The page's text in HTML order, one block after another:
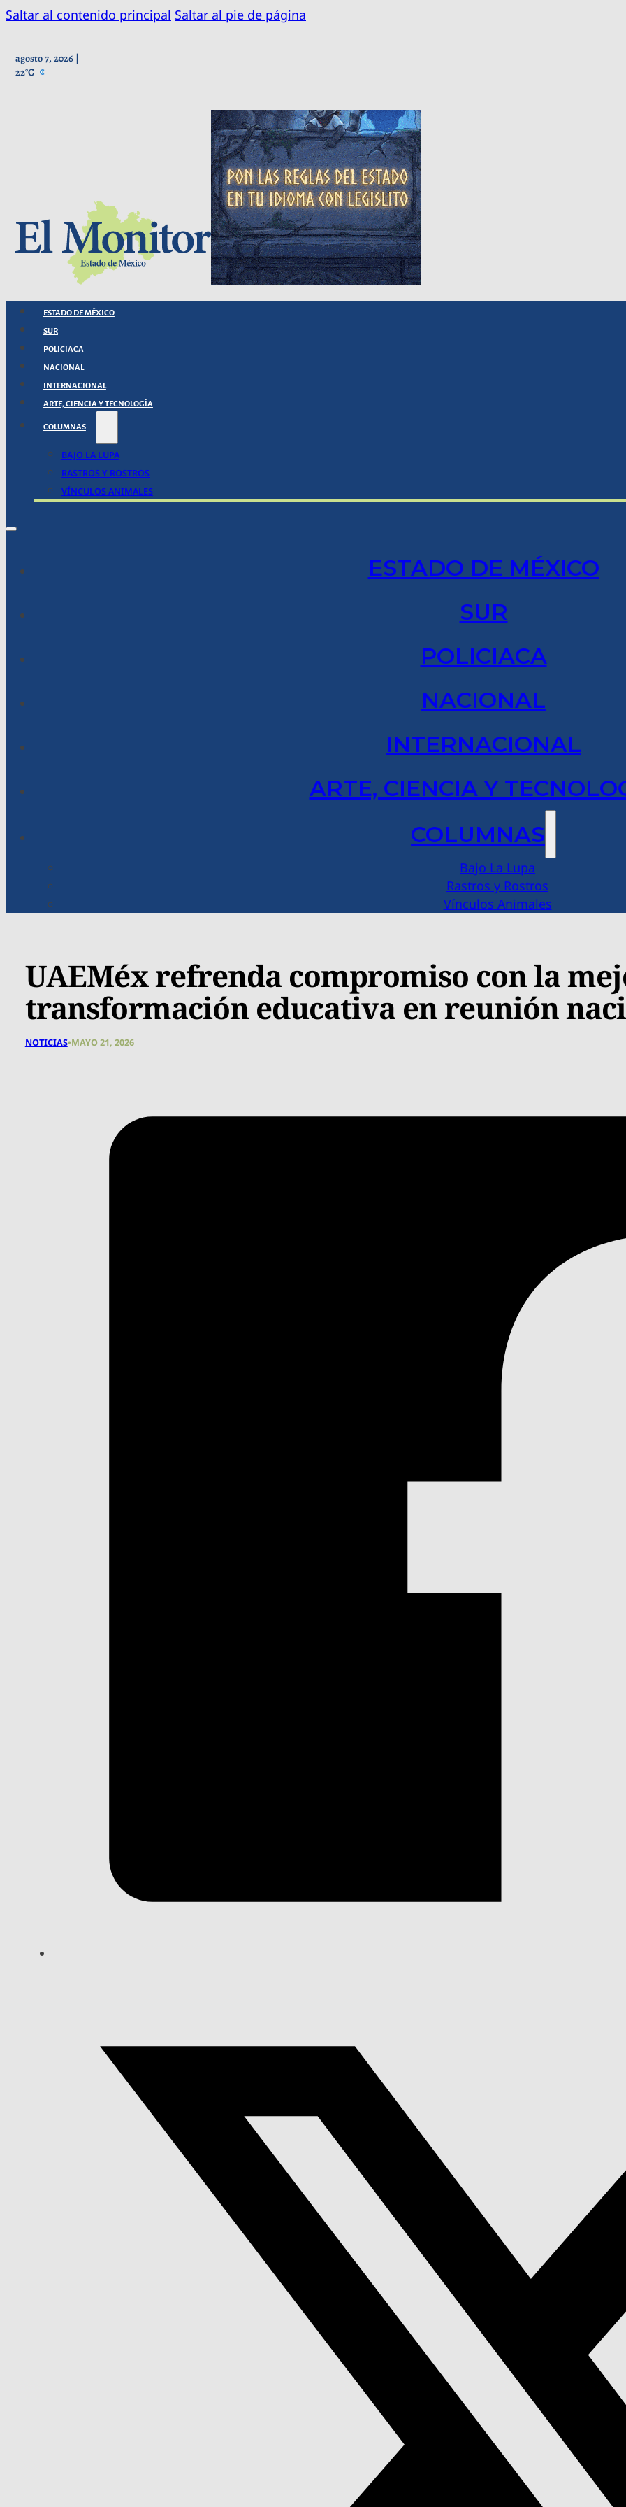
Saltar al contenido principal Saltar al pie de página
agosto 7, 2026 |
22°C
ESTADO DE MÉXICO
SUR
POLICIACA
NACIONAL
INTERNACIONAL
ARTE, CIENCIA Y TECNOLOGÍA
COLUMNAS
BAJO LA LUPA
RASTROS Y ROSTROS
VÍNCULOS ANIMALES
ESTADO DE MÉXICO
SUR
POLICIACA
NACIONAL
INTERNACIONAL
ARTE, CIENCIA Y
COLUMNAS
Bajo La Lupa
Rastros y Rostros
Vínculos Animales
UAEMéx refrenda compromiso con la
transformación educativa en reunión
NOTICIAS•MAYO 21, 2026